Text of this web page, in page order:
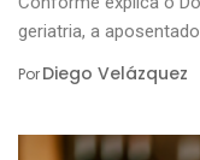
geriatria, a
PorDiego Velázquez